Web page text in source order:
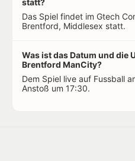
Das Spiel findet im Gtech
Brentford, Middlesex statt.
Was ist das Datum und die
Brentford ManCity?
Dem Spiel live auf Fussball
Anstoß um 17:30.